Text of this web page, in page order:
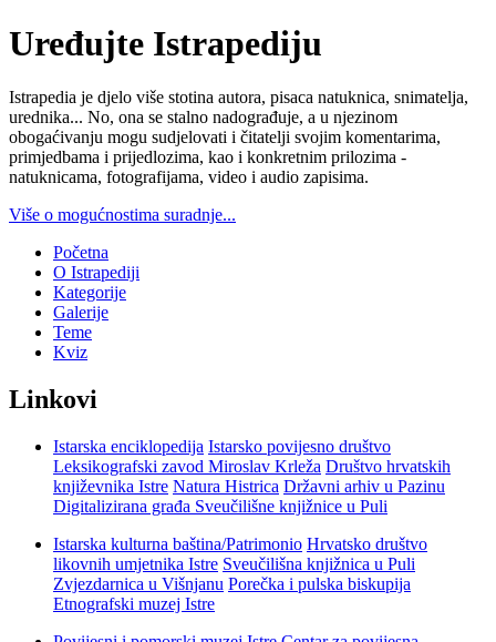
Uređujte Istrapediju
Istrapedia je djelo više stotina autora, pisaca natuknica, snimatelja,
urednika... No, ona se stalno nadograđuje, a u njezinom
obogaćivanju mogu sudjelovati i čitatelji svojim komentarima,
primjedbama i prijedlozima, kao i konkretnim prilozima -
natuknicama, fotografijama, video i audio zapisima.
Više o mogućnostima suradnje...
Početna
O Istrapediji
Kategorije
Galerije
Teme
Kviz
Linkovi
Istarska enciklopedija Istarsko povijesno društvo
Leksikografski zavod Miroslav Krleža Društvo hrvatskih
književnika Istre Natura Histrica Državni arhiv u Pazinu
Digitalizirana građa Sveučilišne knjižnice u Puli
Istarska kulturna baština/Patrimonio Hrvatsko društvo
likovnih umjetnika Istre Sveučilišna knjižnica u Puli
Zvjezdarnica u Višnjanu Porečka i pulska biskupija
Etnografski muzej Istre